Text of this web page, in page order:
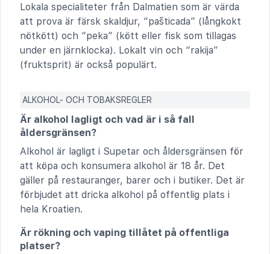
Lokala specialiteter från Dalmatien som är värda
att prova är färsk skaldjur, “pašticada” (långkokt
nötkött) och “peka” (kött eller fisk som tillagas
under en järnklocka). Lokalt vin och “rakija”
(fruktsprit) är också populärt.
ALKOHOL- OCH TOBAKSREGLER
Är alkohol lagligt och vad är i så fall
åldersgränsen?
Alkohol är lagligt i Supetar och åldersgränsen för
att köpa och konsumera alkohol är 18 år. Det
gäller på restauranger, barer och i butiker. Det är
förbjudet att dricka alkohol på offentlig plats i
hela Kroatien.
Är rökning och vaping tillåtet på offentliga
platser?